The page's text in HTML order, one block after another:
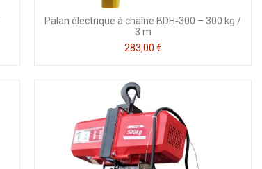
Palan électrique à chaîne BDH‑300 – 300 kg /
3 m
283,00 €